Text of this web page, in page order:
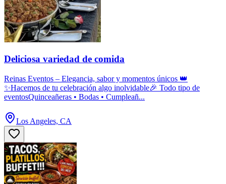
Deliciosa variedad de comida
Reinas Eventos – Elegancia, sabor y momentos únicos 👑
✨Hacemos de tu celebración algo inolvidable🎉 Todo tipo de
eventosQuinceañeras • Bodas • Cumpleañ...
Los Angeles, CA